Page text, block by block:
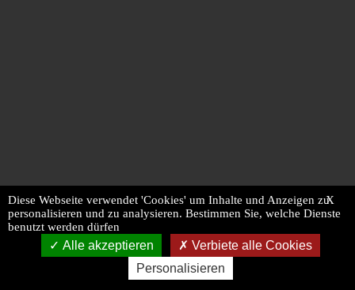
X
Diese Webseite verwendet 'Cookies' um Inhalte und Anzeigen zu
personalisieren und zu analysieren. Bestimmen Sie, welche Dienste
benutzt werden dürfen
Alle akzeptieren
Verbiete alle Cookies
Personalisieren